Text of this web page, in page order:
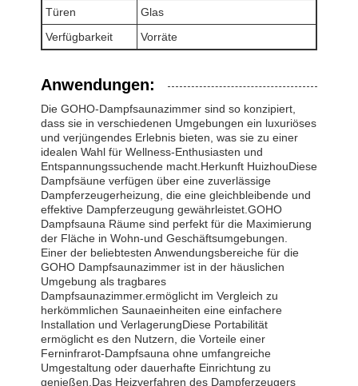
Türen
Glas
Verfügbarkeit
Vorräte
Anwendungen:
Die GOHO-Dampfsaunazimmer sind so konzipiert,
dass sie in verschiedenen Umgebungen ein luxuriöses
und verjüngendes Erlebnis bieten, was sie zu einer
idealen Wahl für Wellness-Enthusiasten und
Entspannungssuchende macht.Herkunft HuizhouDiese
Dampfsäune verfügen über eine zuverlässige
Dampferzeugerheizung, die eine gleichbleibende und
effektive Dampferzeugung gewährleistet.GOHO
Dampfsauna Räume sind perfekt für die Maximierung
der Fläche in Wohn-und Geschäftsumgebungen.
Einer der beliebtesten Anwendungsbereiche für die
GOHO Dampfsaunazimmer ist in der häuslichen
Umgebung als tragbares
Dampfsaunazimmer.ermöglicht im Vergleich zu
herkömmlichen Saunaeinheiten eine einfachere
Installation und VerlagerungDiese Portabilität
ermöglicht es den Nutzern, die Vorteile einer
Ferninfrarot-Dampfsauna ohne umfangreiche
Umgestaltung oder dauerhafte Einrichtung zu
genießen.Das Heizverfahren des Dampferzeugers